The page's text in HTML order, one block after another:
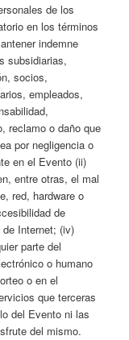
de los
en los términos
indemne
subsidiarias,
socios,
empleados,
reclamo o daño que
por negligencia o
en el Evento (ii)
entre otras, el mal
red, hardware o
de
Internet; (iv)
parte del
o humano
o en el
que terceras
del Evento ni las
del mismo.